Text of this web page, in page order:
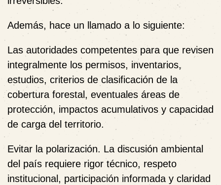
Además, hace un llamado a lo siguiente:
Las autoridades competentes para que revisen
integralmente los permisos, inventarios,
estudios, criterios de clasificación de la
cobertura forestal, eventuales áreas de
protección, impactos acumulativos y capacidad
de carga del territorio.
Evitar la polarización. La discusión ambiental
del país requiere rigor técnico, respeto
institucional, participación informada y claridad